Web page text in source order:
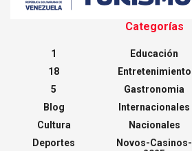
Categorías
1
18
5
Blog
Cultura
Deportes
Educación
Entretenimiento
Gastronomia
Internacionales
Nacionales
Novos-Casinos-